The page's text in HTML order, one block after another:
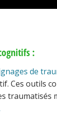
:
de
Ces outils
traumatisés